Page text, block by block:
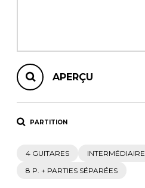
APERÇU
PARTITION
4 GUITARES
INTERMÉDIAIRE
8 P. + PARTIES SÉPARÉES